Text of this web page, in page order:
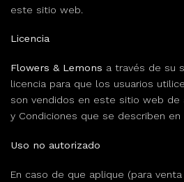
este sitio web.
Licencia
Flowers & Lemons a través de su
licencia para que los usuarios
son vendidos en este sitio web de
y Condiciones que se describen
Uso no autorizado
En caso de que aplique (para